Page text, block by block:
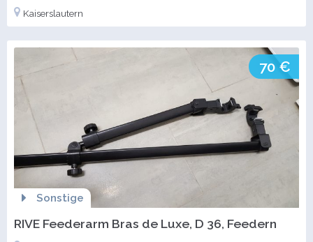
Kaiserslautern
70 €
Sonstige
RIVE Feederarm Bras de Luxe, D 36, Feedern